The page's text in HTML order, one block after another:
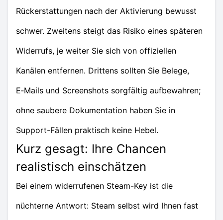
Rückerstattungen nach der Aktivierung bewusst
schwer. Zweitens steigt das Risiko eines späteren
Widerrufs, je weiter Sie sich von offiziellen
Kanälen entfernen. Drittens sollten Sie Belege,
E‑Mails und Screenshots sorgfältig aufbewahren;
ohne saubere Dokumentation haben Sie in
Support-Fällen praktisch keine Hebel.
Kurz gesagt: Ihre Chancen
realistisch einschätzen
Bei einem widerrufenen Steam-Key ist die
nüchterne Antwort: Steam selbst wird Ihnen fast